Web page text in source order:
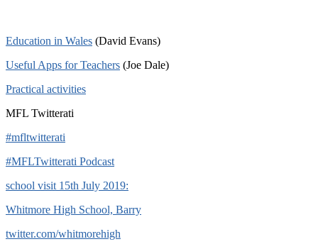
Education in Wales (David Evans)
Useful Apps for Teachers (Joe Dale)
Practical activities
MFL Twitterati
#mfltwitterati
#MFLTwitterati Podcast
school visit 15th July 2019:
Whitmore High School, Barry
twitter.com/whitmorehigh